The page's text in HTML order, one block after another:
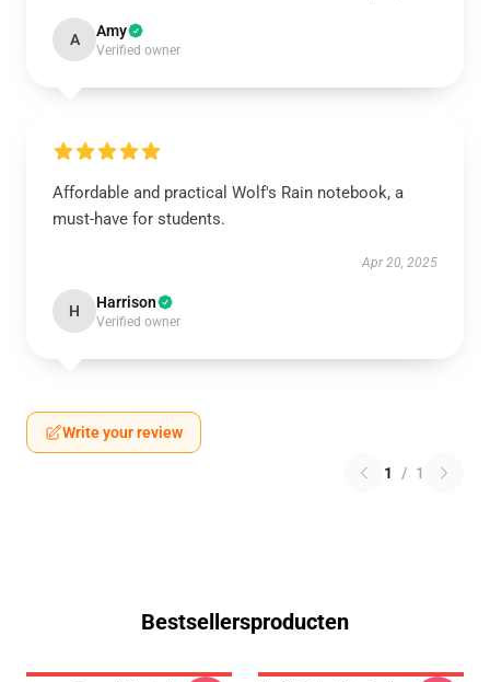
A Amy
Verified owner
Affordable and practical Wolf's Rain notebook, a
must-have for students.
Apr 20, 2025
H Harrison
Verified owner
Write your review
1 / 1
Bestsellersproducten